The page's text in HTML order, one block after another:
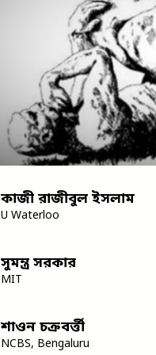
কাজী রাজীবুল ইসলাম
U Waterloo
সুমন্ত্র সরকার
MIT
শাওন চক্রবর্ত্তী
NCBS, Bengaluru